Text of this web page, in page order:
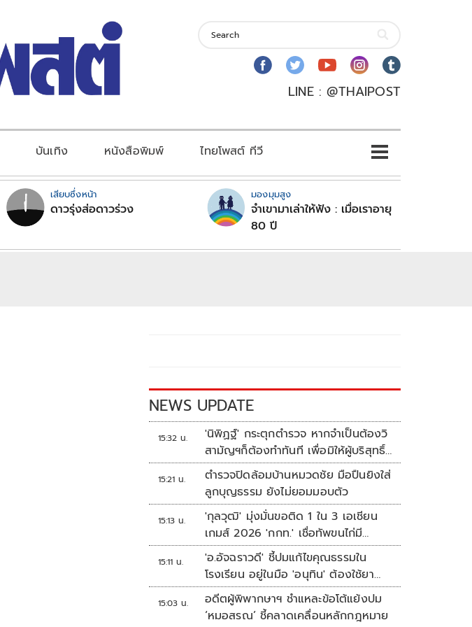
LINE : @THAIPOST
บันเทิง หนังสือพิมพ์ ไทยโพสต์ ทีวี
เสียบซึ่งหน้า
ดาวรุ่งส่อดาวร่วง
มองมุมสูง
จำเขามาเล่าให้ฟัง : เมื่อเราอายุ
80 ปี
NEWS UPDATE
15:32 น.
'นิพิฏฐ์' กระตุกตำรวจ หากจำเป็นต้องวิ
สามัญฯก็ต้องทำทันที เพื่อมิให้ผู้บริสุทธิ์
เสียชีวิตเพิ่ม
15:21 น.
ตำรวจปิดล้อมบ้านหมวดชัย มือปืนยิงใส่
ลูกบุญธรรม ยังไม่ยอมมอบตัว
15:13 น.
'กุลวุฒิ' มุ่งมั่นขอติด 1 ใน 3 เอเชียน
เกมส์ 2026 'กกท.' เชื่อทัพขนไก่มี
เหรียญแน่
15:11 น.
'อ.อัจฉราวดี' ชี้ปมแก้ไขคุณธรรมใน
โรงเรียน อยู่ในมือ 'อนุทิน' ต้องใช้ยา
แรงกับ ก.ศึกษา เรื่องปืนแค่ปลายเหตุ
15:03 น.
อดีตผู้พิพากษาฯ ชำแหละข้อโต้แย้งปม
‘หมอสรณ’ ชี้คลาดเคลื่อนหลักกฎหมาย